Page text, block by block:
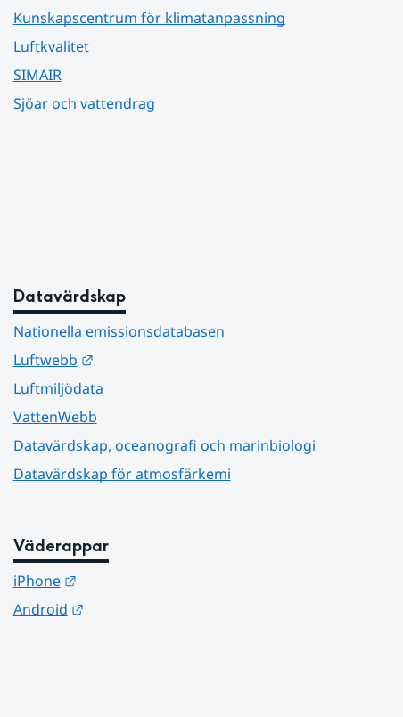
Kunskapscentrum för klimatanpassning
Luftkvalitet
SIMAIR
Sjöar och vattendrag
Datavärdskap
Nationella emissionsdatabasen
Luftwebb
Länk till annan webbplats.
Luftmiljödata
VattenWebb
Datavärdskap, oceanografi och marinbiologi
Datavärdskap för atmosfärkemi
Väderappar
iPhone
Länk till annan webbplats.
Android
Länk till annan webbplats.